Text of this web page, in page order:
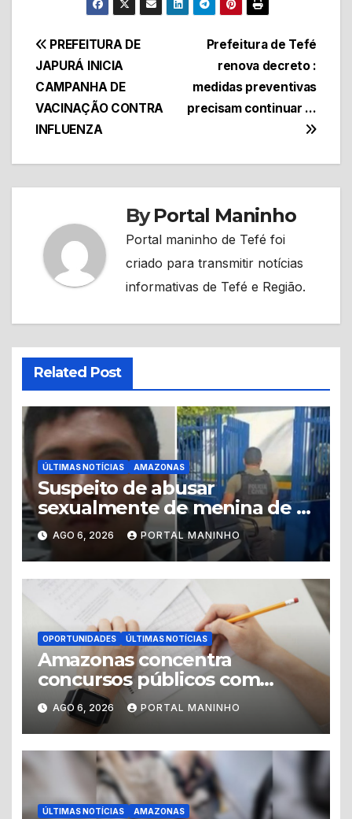
Navegação
de
Post
Prefeitura de Tefé
renova decreto :
medidas preventivas
precisam continuar …
PREFEITURA DE
JAPURÁ INICIA
CAMPANHA DE
VACINAÇÃO CONTRA
INFLUENZA
ByPortal Maninho
Portal maninho de Tefé foi
criado para transmitir notícias
informativas de Tefé e Região.
Related Post
ÚLTIMAS NOTÍCIAS AMAZONAS
Suspeito de abusar
sexualmente de menina de 8
anos é preso no município de
Iranduba
AGO 6, 2026 PORTAL MANINHO
OPORTUNIDADES ÚLTIMAS NOTÍCIAS
Amazonas concentra
concursos públicos com
vagas abertas e editais
previstos no segundo
semestre
AGO 6, 2026 PORTAL MANINHO
ÚLTIMAS NOTÍCIAS AMAZONAS